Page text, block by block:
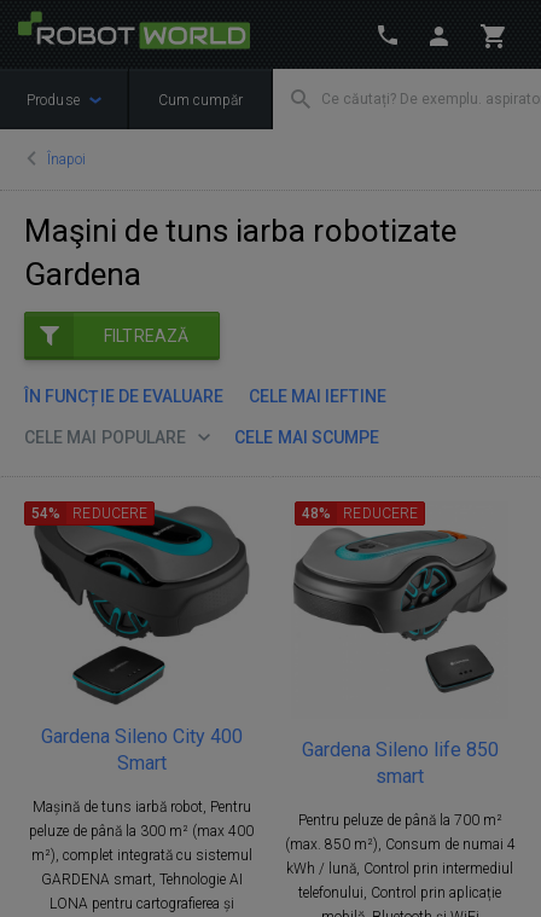
Produse Cum cumpăr
Înapoi
Maşini de tuns iarba robotizate
Gardena
FILTREAZĂ
ÎN FUNCȚIE DE EVALUARE CELE MAI IEFTINE
CELE MAI POPULARE CELE MAI SCUMPE
Gardena Sileno City 400
Smart
Mașină de tuns iarbă robot, Pentru
peluze de până la 300 m² (max 400
m²), complet integrată cu sistemul
GARDENA smart, Tehnologie AI
LONA pentru cartografierea și
54% REDUCERE
Gardena Sileno life 850
smart
Pentru peluze de până la 700 m²
(max. 850 m²), Consum de numai 4
kWh / lună, Control prin intermediul
telefonului, Control prin aplicație
48% REDUCERE